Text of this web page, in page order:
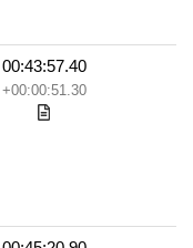
00:43:57.40
+00:00:51.30